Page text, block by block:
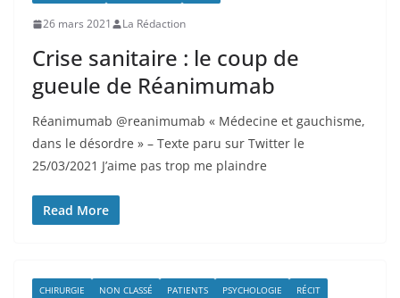
26 mars 2021 La Rédaction
Crise sanitaire : le coup de
gueule de Réanimumab
Réanimumab @reanimumab « Médecine et gauchisme,
dans le désordre » – Texte paru sur Twitter le
25/03/2021 J’aime pas trop me plaindre
Read More
CHIRURGIE NON CLASSÉ PATIENTS PSYCHOLOGIE RÉCIT